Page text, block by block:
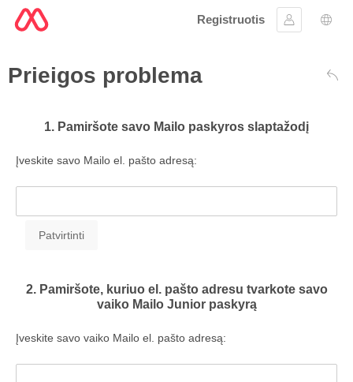
Registruotis
Prisijungti
Prieigos problema
1. Pamiršote savo Mailo paskyros slaptažodį
Įveskite savo Mailo el. pašto adresą:
2. Pamiršote, kuriuo el. pašto adresu tvarkote savo
vaiko Mailo Junior paskyrą
Įveskite savo vaiko Mailo el. pašto adresą: